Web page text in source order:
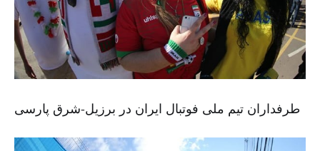
طرفداران تیم ملی فوتبال ایران در برزیل-شرق پارسی